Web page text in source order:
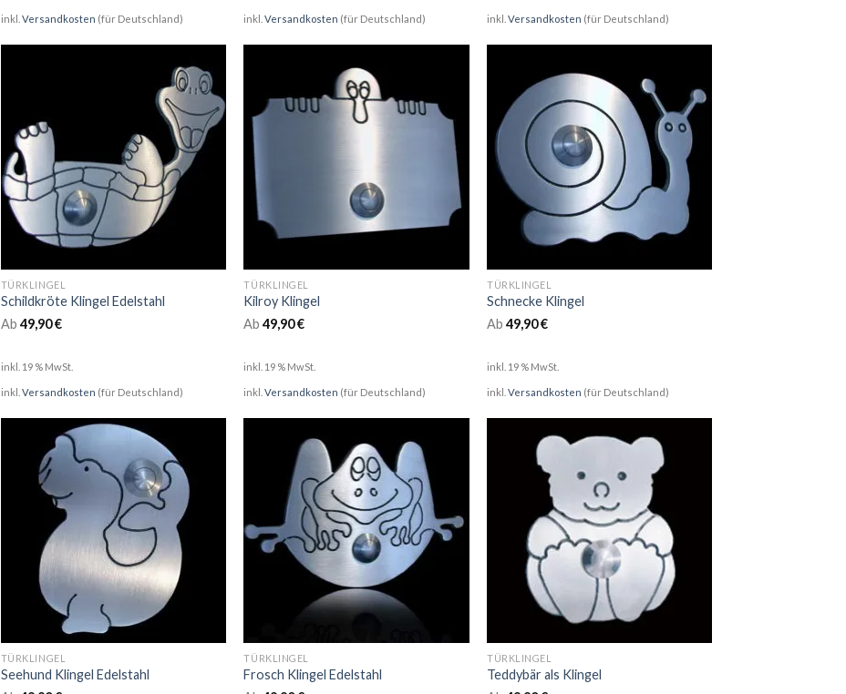
inkl. Versandkosten (für Deutschland) inkl.Versandkosten (für Deutschland) inkl.Versandkosten (für Deutschland)
TÜRKLINGEL
Schildkröte Klingel Edelstahl
Ab 49,90€
inkl. 19 % MwSt.
inkl. Versandkosten (für Deutschland)
TÜRKLINGEL
Kilroy Klingel
Ab49,90€
inkl. 19 % MwSt.
inkl.Versandkosten (für Deutschland)
TÜRKLINGEL
Schnecke Klingel
Ab49,90€
inkl. 19 % MwSt.
inkl.Versandkosten (für Deutschland)
TÜRKLINGEL
Seehund Klingel Edelstahl
TÜRKLINGEL
Frosch Klingel Edelstahl
TÜRKLINGEL
Teddybär als Klingel